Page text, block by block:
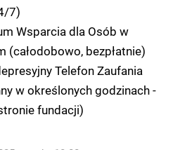
7)
Wsparcia dla Osób w
(całodobowo, bezpłatnie)
Telefon Zaufania
w określonych godzinach -
fundacji)